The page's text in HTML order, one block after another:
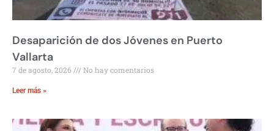
Desaparición de dos Jóvenes en Puerto
Vallarta
7 de agosto, 2026 No hay comentarios
Leer más »